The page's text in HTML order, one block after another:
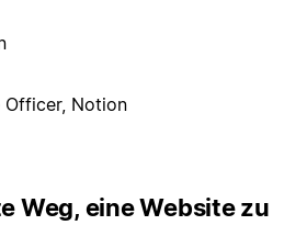
Officer, Notion
Weg, eine Website zu